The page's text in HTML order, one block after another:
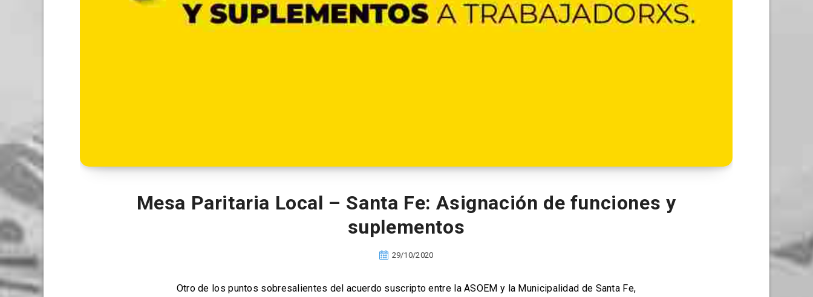
Mesa Paritaria Local – Santa Fe: Asignación de funciones y
suplementos
29/10/2020
Otro de los puntos sobresalientes del acuerdo suscripto entre la ASOEM y la Municipalidad de Santa Fe,